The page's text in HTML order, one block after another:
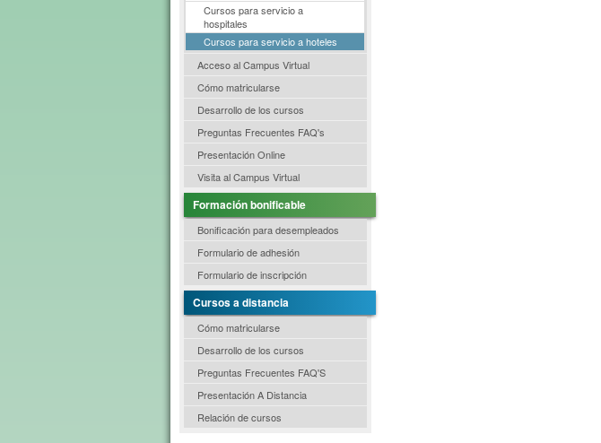
Cursos para servicio a
hospitales
Cursos para servicio a hoteles
Acceso al Campus Virtual
Cómo matricularse
Desarrollo de los cursos
Preguntas Frecuentes FAQ's
Presentación Online
Visita al Campus Virtual
Formación bonificable
Bonificación para desempleados
Formulario de adhesión
Formulario de inscripción
Cursos a distancia
Cómo matricularse
Desarrollo de los cursos
Preguntas Frecuentes FAQ'S
Presentación A Distancia
Relación de cursos